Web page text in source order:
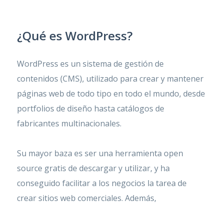
¿Qué es WordPress?
WordPress es un sistema de gestión de
contenidos (CMS), utilizado para crear y mantener
páginas web de todo tipo en todo el mundo, desde
portfolios de diseño hasta catálogos de
fabricantes multinacionales.
Su mayor baza es ser una herramienta open
source gratis de descargar y utilizar, y ha
conseguido facilitar a los negocios la tarea de
crear sitios web comerciales. Además,